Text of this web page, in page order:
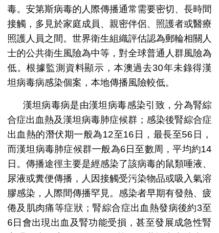
毒。安第斯病毒的人際傳播通常需要密切、長時間
接觸，多見於家庭成員、親密伴侶、照護者或醫療
照護人員之間。世界衛生組織評估認為郵輪相關人
士的公共衛生風險為中等，對全球普通人群風險為
低。根據監測資料顯示，本澳過去30年未錄得漢
坦病毒病感染個案，本地傳播風險較低。
漢坦病毒病是由漢坦病毒感染引致，分為腎綜
合症出血熱及漢坦病毒肺症候群；感染後腎綜合症
出血熱的潛伏期一般為12至16日，最長至56日，
而漢坦病毒肺症候群一般為6日至數周，平均約14
日。傳播途徑主要是經感染了該病毒的鼠類唾液、
尿液或糞便傳播，人因接觸受污染物品或吸入氣溶
膠感染，人際間傳播罕見。感染者早期有發熱、疲
倦及肌肉痛等症狀；腎綜合症出血熱發病後約3至
6日會出現出血及腎功能受損，甚至發展成急性腎